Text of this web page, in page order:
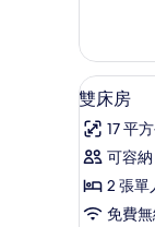
雙
人
床,
城
市
景
觀
房,
張
準
雙
床,
城
顯
示
雙
床
房
1
雙床房
17 平
可容
2 張單
免費